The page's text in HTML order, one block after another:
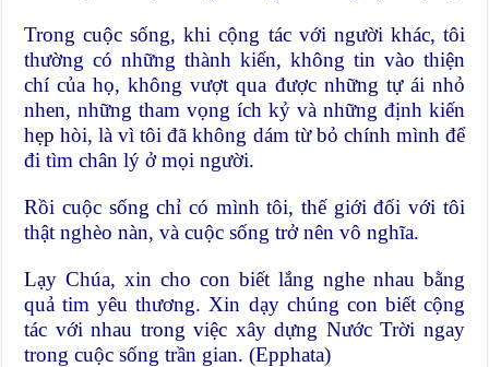
Trong cuộc sống, khi cộng tác với người khác, tôi
thường có những thành kiến, không tin vào thiện
chí của họ, không vượt qua được những tự ái nhỏ
nhen, những tham vọng ích kỷ và những định kiến
hẹp hòi, là vì tôi đã không dám từ bỏ chính mình để
đi tìm chân lý ở mọi người.
Rồi cuộc sống chỉ có mình tôi, thế giới đối với tôi
thật nghèo nàn, và cuộc sống trở nên vô nghĩa.
Lạy Chúa, xin cho con biết lắng nghe nhau bằng
quả tim yêu thương. Xin dạy chúng con biết cộng
tác với nhau trong việc xây dựng Nước Trời ngay
trong cuộc sống trần gian. (Epphata)